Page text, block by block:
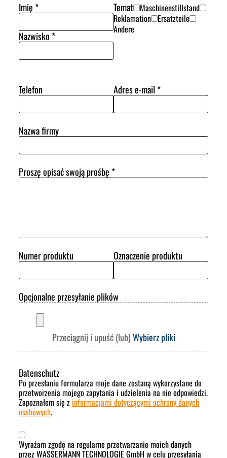
Imię *
Nazwisko *
Temat
Maschinenstillstand
Reklamation Ersatzteile
Andere
Telefon Adres e-mail *
Nazwa firmy
Proszę opisać swoją prośbę *
Numer produktu Oznaczenie produktu
Opcjonalne przesyłanie plików
Przeciągnij i upuść (lub)Wybierz pliki
Datenschutz
Po przesłaniu formularza moje dane zostaną wykorzystane do
przetworzenia mojego zapytania i udzielenia na nie odpowiedzi.
Zapoznałem się z informacjami dotyczącymi ochrony danych
osobowych.
Wyrażam zgodę na regularne przetwarzanie moich danych
przez WASSERMANN TECHNOLOGIE GmbH w celu przesyłania